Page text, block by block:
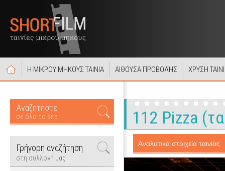
Η ΜΙΚΡΟΥ ΜΗΚΟΥΣ ΤΑΙΝΙΑ ΑΙΘΟΥΣΑ ΠΡΟΒΟΛΗΣ ΧΡΥΣΗ
Αναζητήστε
σε όλο το site
Γρήγορη αναζήτηση
στη συλλογή μας
112 Pizza
Αναλυτικά στοιχεία ταινίας